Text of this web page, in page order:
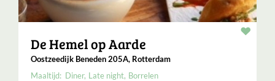
De Hemel op Aarde
Oostzeedijk Beneden 205A, Rotterdam
Maaltijd: Diner Late night Borrelen